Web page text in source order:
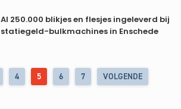
Al 250.000 blikjes en flesjes ingeleverd bij
statiegeld-bulkmachines in Enschede
4 5 6 7 VOLGENDE